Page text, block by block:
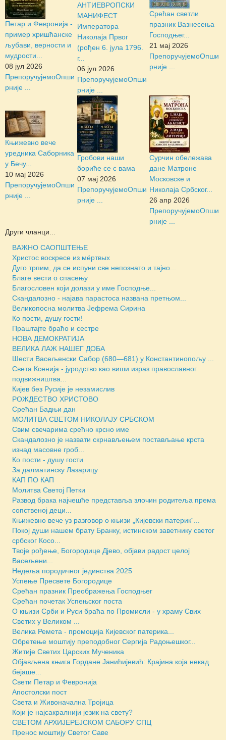
Петар и Февронија -
пример хришћанске
љубави, верности и
мудрости...
08 јул 2026
ПрепоручујемоОпши
рније ...
АНТИЕВРОПСКИ
МАНИФЕСТ
Императора
Николаја Првог
(рођен 6. јула 1796.
г...
06 јул 2026
ПрепоручујемоОпши
рније ...
Срећан светли
празник Вазнесења
Господњег...
21 мај 2026
ПрепоручујемоОпши
рније ...
Књижевно вече
уредника Саборника
у Бечу...
10 мај 2026
ПрепоручујемоОпши
рније ...
Гробови наши
бориће се с вама
07 мај 2026
ПрепоручујемоОпши
рније ...
Сурчин обележава
дане Матроне
Московске и
Николаја Србског...
26 апр 2026
ПрепоручујемоОпши
рније ...
Други чланци...
ВАЖНО САОПШТЕЊЕ
Христос воскресе из мёртвых
Дуго трпим, да се испуни све непознато и тајно...
Благе вести о спасењу
Благословен који долази у име Господње...
Скандалозно - најава парастоса названа претњом...
Великопосна молитва Јефрема Сирина
Ко пости, душу гости!
Праштајте браћо и сестре
НОВА ДЕМОКРАТИЈА
ВЕЛИКА ЛАЖ НАШЕГ ДОБА
Шести Васељенски Сабор (680—681) у Константинопољу ...
Света Ксенија - јуродство као виши израз православног
подвижништва...
Кијев без Русије је незамислив
РОЖДЕСТВО ХРИСТОВО
Срећан Бадњи дан
МОЛИТВА СВЕТОМ НИКОЛАЈУ СРБСКОМ
Свим свечарима срећно крсно име
Скандалозно је назвати скрнављењем постављање крста
изнад масовне гроб...
Ко пости - душу гости
За далматинску Лазарицу
КАП ПО КАП
Молитва Светој Петки
Развод брака најчешће представља злочин родитеља према
сопственој деци...
Књижевно вече уз разговор о књизи „Кијевски патерик“...
Покој души нашем брату Бранку, истинском заветнику светог
србског Косо...
Твоје рођење, Богородице Дјево, објави радост целој
Васељени...
Недеља породичног јединства 2025
Успење Пресвете Богородице
Срећан празник Преображења Господњег
Срећан почетак Успењског поста
О књизи Срби и Руси браћа по Промисли - у храму Свих
Светих у Великом ...
Велика Ремета - промоција Кијевског патерика...
Обретење моштију преподобног Сергија Радоњешког...
Житије Светих Царских Мученика
Објављена књига Гордане Јанићијевић: Крајина која некад
бејаше...
Свети Петар и Февронија
Апостолски пост
Света и Живоначална Тројица
Који је најсакралнији језик на свету?
СВЕТОМ АРХИЈЕРЕЈСКОМ САБОРУ СПЦ
Пренос моштију Светог Саве